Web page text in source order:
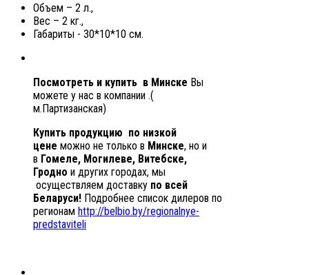
Объем – 2 л.,
Вес – 2 кг.,
Габариты - 30*10*10 см.
Посмотреть и купить ​ ​в Минске Вы
можете у нас в компании .(
м.Партизанская)
Купить продукцию по низкой
цене можно не только в Минске, но и
в Гомеле, Могилеве, Витебске,
Гродно и других городах, мы
осуществляем доставку по всей
Беларуси! Подробнее список дилеров по
регионам http://belbio.by/regionalnye-
predstaviteli